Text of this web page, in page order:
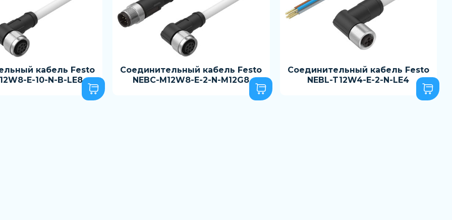
кабель Festo
E-10-N-B-LE8
Соединительный кабель Festo
NEBC-M12W8-E-2-N-M12G8
Соединительный кабель Festo
NEBL-T12W4-E-2-N-LE4